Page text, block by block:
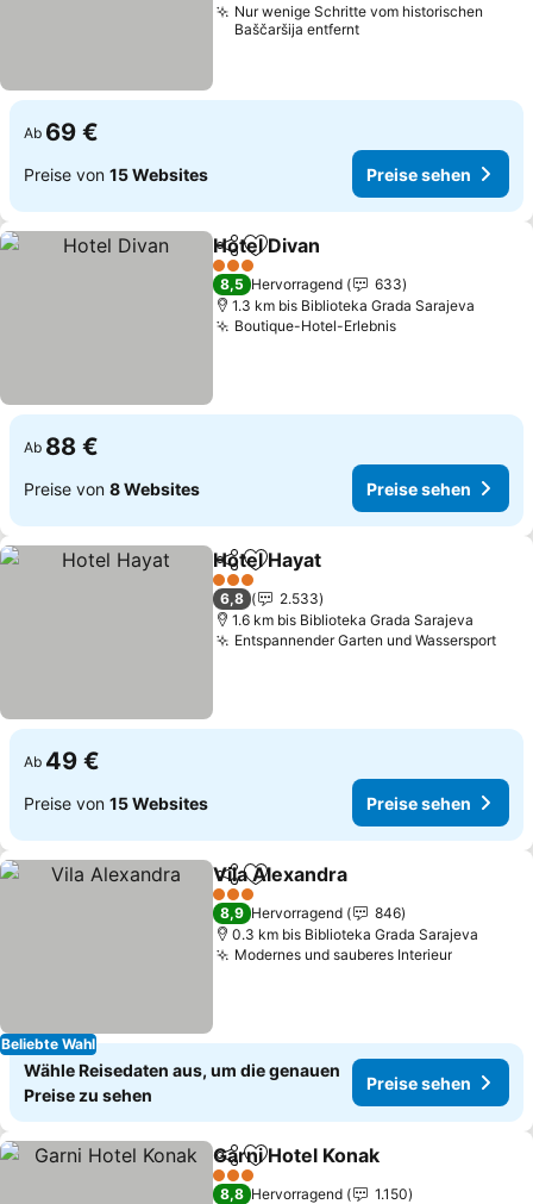
Nur wenige Schritte vom historischen
Baščaršija entfernt
Ab 69 €
Preise von 15 Websites Preise sehen
TeilenZu Favoriten hinzufügen
Hotel Divan
3 Sterne
8,5 Hervorragend
633
1.3 km bis Biblioteka Grada Sarajeva
Boutique-Hotel-ErlebnisPreise sehen
Ab 88 €
Preise von 8 Websites Preise sehen
TeilenZu Favoriten hinzufügen
Hotel Hayat
3 Sterne
6,8
2.533
1.6 km bis Biblioteka Grada Sarajeva
Entspannender Garten und Wassersport
Ab 49 €
Preise von 15 Websites Preise sehen
Beliebte Wahl
TeilenZu Favoriten hinzufügen
Vila Alexandra
3 Sterne
8,9 Hervorragend
846
0.3 km bis Biblioteka Grada Sarajeva
Modernes und sauberes InterieurPreise
Wähle Reisedaten aus, um die genauen
Preise zu sehen
Preise sehen
TeilenZu Favoriten hinzufügen
Garni Hotel Konak
3 Sterne
8,8 Hervorragend
1.150